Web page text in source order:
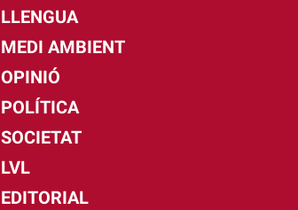
LLENGUA
MEDI AMBIENT
OPINIÓ
POLÍTICA
SOCIETAT
LVL
EDITORIAL